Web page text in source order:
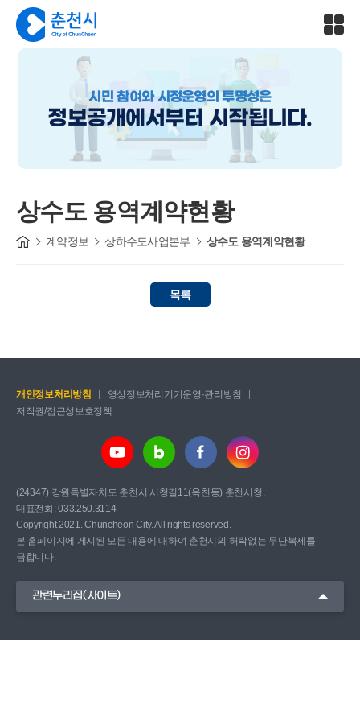
시민 참여와 시정운영의 투명성은
정보공개에서부터 시작됩니다.
상수도 용역계약현황
계약정보 상하수도사업본부 상수도 용역계약현황
목록
개인정보처리방침
영상정보처리기기운영·관리방침
저작권/접근성보호정책
(24347) 강원특별자치도 춘천시 시청길11(옥천동) 춘천시청.
대표전화: 033.250.3114
Copyright 2021. Chuncheon City. All rights reserved.
본 홈페이지에 게시된 모든 내용에 대하여 춘천시의 허락없는 무단복제를
금합니다.
관련누리집(사이트)